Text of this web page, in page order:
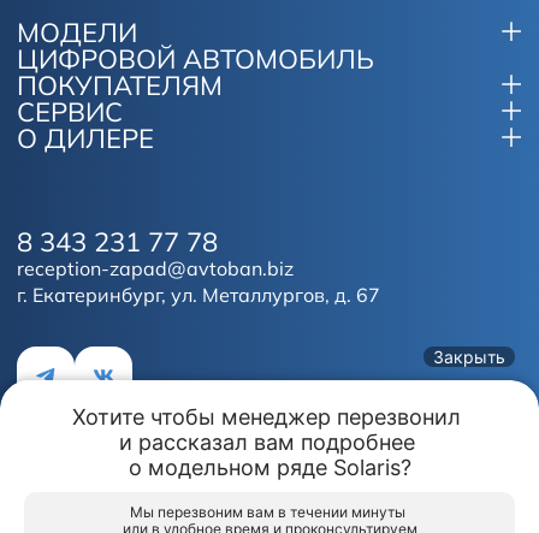
МОДЕЛИ
ЦИФРОВОЙ АВТОМОБИЛЬ
ПОКУПАТЕЛЯМ
СЕРВИС
О ДИЛЕРЕ
г. Екатеринбург, ул. Металлургов, д. 67
8 343 231 77 78
reception-zapad@avtoban.biz
использует файлы куки (cookies) для хранения
работу с этими файлами.
Закрыть
Хотите чтобы менеджер перезвонил
и рассказал вам подробнее
о модельном ряде Solaris?
Мы перезвоним вам в течении минуты
или в удобное время и проконсультируем
SOLARIS АВТОБАН
Обмен авто Акции Заказать
Акции и Спецпредложения
SOLARIS АВТОБАН